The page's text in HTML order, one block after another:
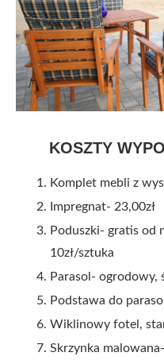
KOSZTY
Komplet mebli z
Impregnat- 23,00zł
Poduszki- gratis od
10zł/sztuka
Parasol- ogrodowy,
Podstawa do
Wiklinowy fotel,
Skrzynka